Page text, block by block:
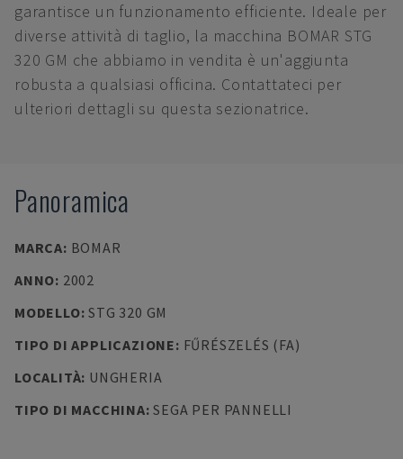
garantisce un funzionamento efficiente. Ideale per
diverse attività di taglio, la macchina BOMAR STG
320 GM che abbiamo in vendita è un'aggiunta
robusta a qualsiasi officina. Contattateci per
ulteriori dettagli su questa sezionatrice.
Panoramica
MARCA: BOMAR
ANNO: 2002
MODELLO:STG 320 GM
TIPO DI APPLICAZIONE: FŰRÉSZELÉS (FA)
LOCALITÀ: UNGHERIA
TIPO DI MACCHINA:SEGA PER PANNELLI